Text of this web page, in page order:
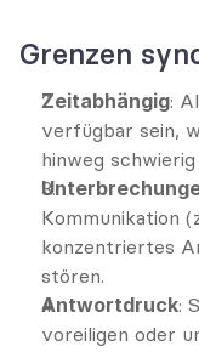
Grenzen
Zeitabhängig:
verfügbar sein,
hinweg schwierig
Kommunikation
konzentriertes
stören.
Antwortdruck:
voreiligen oder